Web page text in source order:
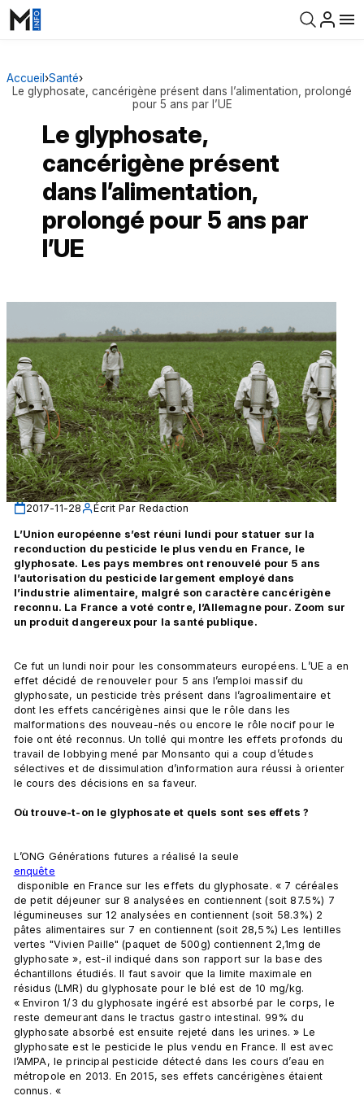
Accueil ›Santé›
Le glyphosate, cancérigène présent dans l’alimentation, prolongé
pour 5 ans par l’UE
Le glyphosate,
cancérigène présent
dans l’alimentation,
prolongé pour 5 ans par
l’UE
2017-11-28 Écrit Par Redaction
L’Union européenne s’est réuni lundi pour statuer sur la
reconduction du pesticide le plus vendu en France, le
glyphosate. Les pays membres ont renouvelé pour 5 ans
l’autorisation du pesticide largement employé dans
l’industrie alimentaire, malgré son caractère cancérigène
reconnu. La France a voté contre, l’Allemagne pour. Zoom sur
un produit dangereux pour la santé publique.
Ce fut un lundi noir pour les consommateurs européens. L’UE a en
effet décidé de renouveler pour 5 ans l’emploi massif du
glyphosate, un pesticide très présent dans l’agroalimentaire et
dont les effets cancérigènes ainsi que le rôle dans les
malformations des nouveau-nés ou encore le rôle nocif pour le
foie ont été reconnus. Un tollé qui montre les effets profonds du
travail de lobbying mené par Monsanto qui a coup d’études
sélectives et de dissimulation d’information aura réussi à orienter
le cours des décisions en sa faveur.
Où trouve-t-on le glyphosate et quels sont ses effets ?
L’ONG Générations futures a réalisé la seule
enquête
de petit déjeuner sur 8 analysées en contiennent (soit 87.5%) 7
légumineuses sur 12 analysées en contiennent (soit 58.3%) 2
pâtes alimentaires sur 7 en contiennent (soit 28,5%) Les lentilles
vertes "Vivien Paille" (paquet de 500g) contiennent 2,1mg de
glyphosate », est-il indiqué dans son rapport sur la base des
échantillons étudiés. Il faut savoir que la limite maximale en
résidus (LMR) du glyphosate pour le blé est de 10 mg/kg.
« Environ 1/3 du glyphosate ingéré est absorbé par le corps, le
reste demeurant dans le tractus gastro intestinal. 99% du
glyphosate absorbé est ensuite rejeté dans les urines. » Le
glyphosate est le pesticide le plus vendu en France. Il est avec
l’AMPA, le principal pesticide détecté dans les cours d’eau en
métropole en 2013. En 2015, ses effets cancérigènes étaient